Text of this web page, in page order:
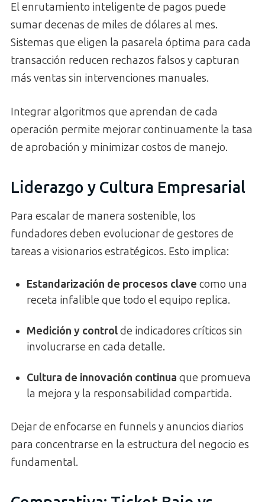
El enrutamiento inteligente de pagos puede
sumar decenas de miles de dólares al mes.
Sistemas que eligen la pasarela óptima para cada
transacción reducen rechazos falsos y capturan
más ventas sin intervenciones manuales.
Integrar algoritmos que aprendan de cada
operación permite mejorar continuamente la tasa
de aprobación y minimizar costos de manejo.
Liderazgo y Cultura Empresarial
Para escalar de manera sostenible, los
fundadores deben evolucionar de gestores de
tareas a visionarios estratégicos. Esto implica:
Estandarización de procesos clave como una
receta infalible que todo el equipo replica.
Medición y controlde indicadores críticos sin
involucrarse en cada detalle.
Cultura de innovación continua que promueva
la mejora y la responsabilidad compartida.
Dejar de enfocarse en funnels y anuncios diarios
para concentrarse en la estructura del negocio es
fundamental.